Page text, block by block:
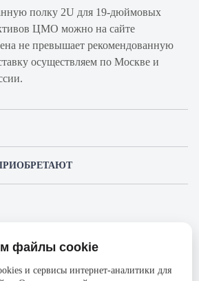
полку 2U для 19-дюймовых
ЦМО можно на сайте
не превышает рекомендованную
осуществляем по Москве и
, чтобы иметь
и характеристики могут отличаться от реального
Компания АйДистрибьют не несёт
файлы cookie
и сервисы интернет-аналитики для